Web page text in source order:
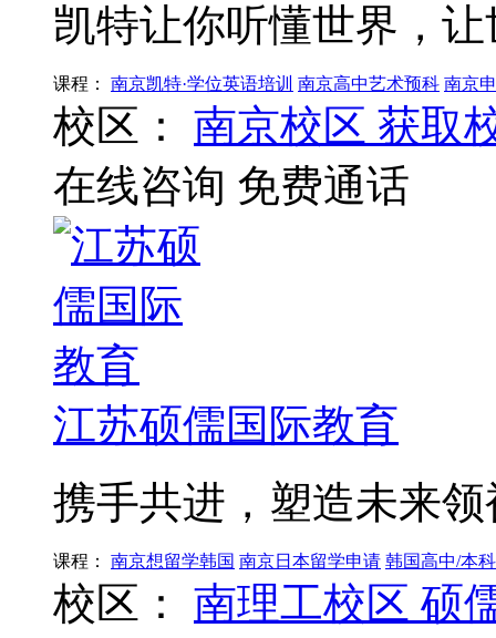
凯特让你听懂世界，
课程： 南京凯特·学位英语培训 南京高中艺术预科 南京
校区： 南京校区 获取
在线咨询 免费通话
江苏硕儒国际教育
携手共进，塑造未来领
课程： 南京想留学韩国 南京日本留学申请 韩国高中/本
校区： 南理工校区 硕